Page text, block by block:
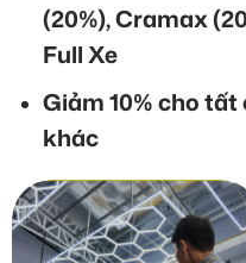
(20%), Cramax
Full Xe
Giảm 10% cho
khác